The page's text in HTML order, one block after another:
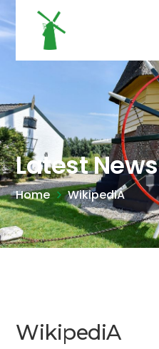
Latest News
Home WikipediA
WikipediA